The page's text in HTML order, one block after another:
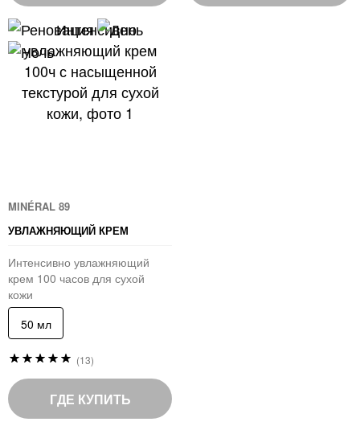
MINÉRAL 89
УВЛАЖНЯЮЩИЙ КРЕМ
Интенсивно увлажняющий
крем 100 часов для сухой
кожи
50 мл
Рейтинг:
of
100
(13)
ГДЕ КУПИТЬ